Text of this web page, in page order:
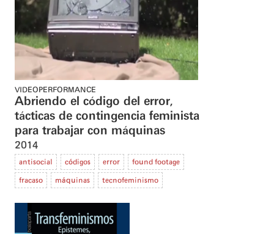
VIDEOPERFORMANCE
Abriendo el código del error,
tácticas de contingencia feminista
para trabajar con máquinas
2014
antisocial códigos error found footage
fracaso máquinas tecnofeminismo